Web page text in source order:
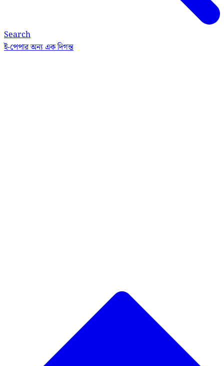
Search
ই-পেপারঅন্য এক দিগন্ত